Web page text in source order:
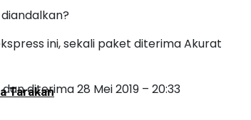
Tarakan
ini, sekali paket diterima Akurat
diterima 28 Mei 2019 – 20:33